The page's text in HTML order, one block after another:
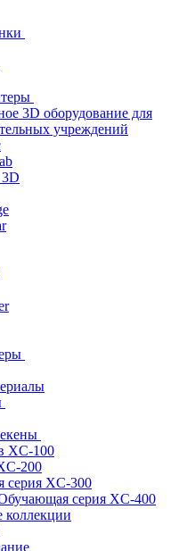
3D оборудование для
учреждений
XC-100
200
серия XC-300
серия XC-400
коллекции